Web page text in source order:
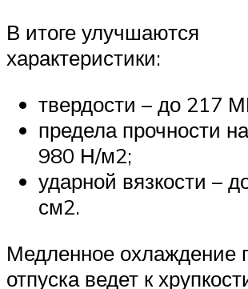
В итоге улучшаются
характеристики:
твердости – до 217
предела прочности
980 Н/м2;
ударной вязкости –
см2.
Медленное охлаждение
отпуска ведет к